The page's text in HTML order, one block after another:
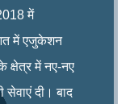
में
में एजुकेशन
क्षेत्र में नए-नए
दी। बाद